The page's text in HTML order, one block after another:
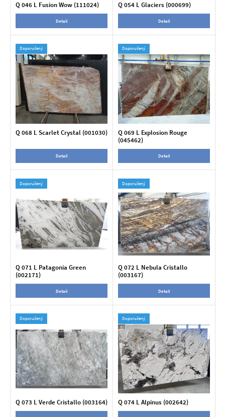
Q 046 L Fusion Wow (111024)
Detail
Q 054 L Glaciers (000699)
Detail
Doporučený
Q 068 L Scarlet Crystal (001030)
Detail
Doporučený
Q 069 L Explosion Rouge
(045462)
Detail
Doporučený
Q 071 L Patagonia Green
(002171)
Detail
Doporučený
Q 072 L Nebula Cristallo
(003167)
Detail
Doporučený
Q 073 L Verde Cristallo (003164)
Doporučený
Q 074 L Alpinus (002642)